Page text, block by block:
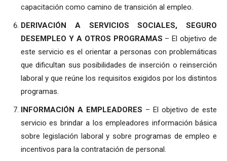
capacitación como camino de transición al empleo.
DERIVACIÓN A SERVICIOS SOCIALES, SEGURO
DESEMPLEO Y A OTROS PROGRAMAS – El objetivo de
este servicio es el orientar a personas con problemáticas
que dificultan sus posibilidades de inserción o reinserción
laboral y que reúne los requisitos exigidos por los distintos
programas.
INFORMACIÓN A EMPLEADORES – El objetivo de este
servicio es brindar a los empleadores información básica
sobre legislación laboral y sobre programas de empleo e
incentivos para la contratación de personal.